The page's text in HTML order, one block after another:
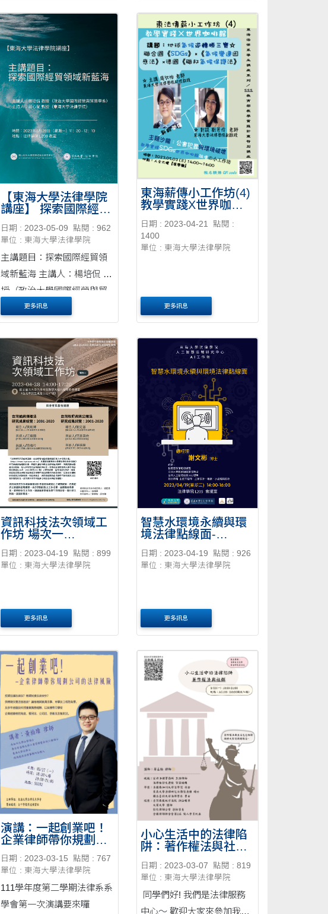
國立政治大學創新國際學院
院長 國立台北大學司法學系
教授 中國文化....
國立政治大學創新國際學院
院長 國立台北大學司法學系
教授 中國文化....
【東海大學法律學院
講座】 探索國際經貿
領域新藍海-
-20230529
日期 : 2023-05-09
點閱 : 962
單位 : 東海大學法律學院
主講題目：探索國際經貿領
域新藍海 主講人：楊培侃 教
授（政治大學國際經營與貿
易學系） 主持人：胡心蘭 教
授（東海大學法律學院） 時
間：2023年5月29日（星期
一）11：20 - 12：10 地點：
法律學院 L208 教室
更多訊息
東海薪傳小工作坊(4)
教學實踐X世界咖啡
日期 : 2023-04-21
點閱 :
1400
單位 : 東海大學法律學院
更多訊息
資訊科技法次領域工
作坊 場次一
日期 : 2023-04-19
點閱 : 899
單位 : 東海大學法律學院
更多訊息
智慧水環境永續與環
境法律點線面-
日期 : 2023-04-19
點閱 : 926
單位 : 東海大學法律學院
更多訊息
演講：一起創業吧！
企業律師帶你規劃公
司的法律風險 講師：
黃柏璋律師 時間：
3/27（一）19：
00~21：00
日期 : 2023-03-15
點閱 : 767
單位 : 東海大學法律學院
111學年度第二學期法律系系
學會第一次演講要來囉
小心生活中的法律陷
阱：著作權法與社群-
日期 : 2023-03-07
點閱 : 819
單位 : 東海大學法律學院
同學們好! 我們是法律服務
中心～ 歡迎大家來參加我們